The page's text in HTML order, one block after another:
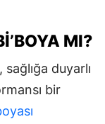
MI?
duyarlı
bir